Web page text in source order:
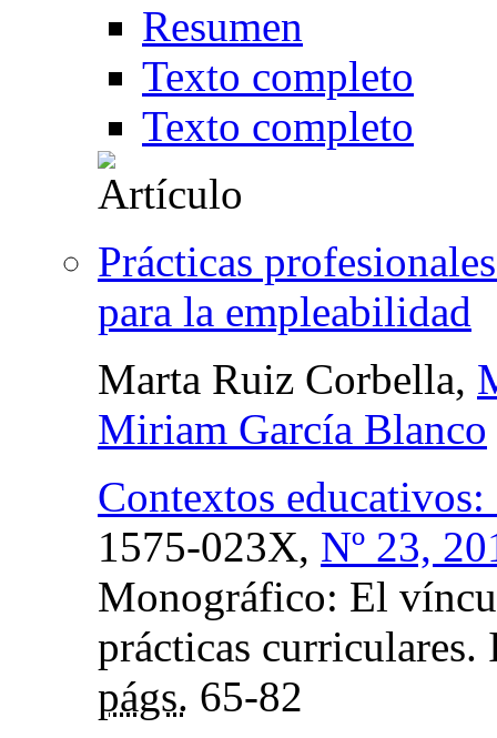
Resumen
Texto completo
Texto completo
Prácticas
para la empleabilidad
Marta Ruiz Corbella,
Miriam García Blanco
Contextos
1575-023X, Nº 23,
Monográfico: El
prácticas
págs. 65-82